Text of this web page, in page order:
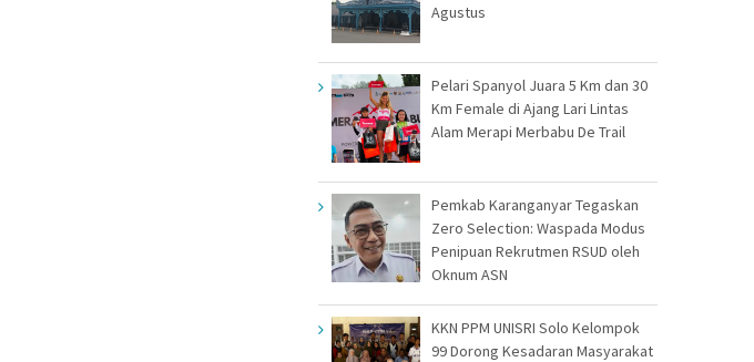
Agustus
Pelari Spanyol Juara 5 Km dan 30
Km Female di Ajang Lari Lintas
Alam Merapi Merbabu De Trail
Pemkab Karanganyar Tegaskan
Zero Selection: Waspada Modus
Penipuan Rekrutmen RSUD oleh
Oknum ASN
KKN PPM UNISRI Solo Kelompok
99 Dorong Kesadaran Masyarakat